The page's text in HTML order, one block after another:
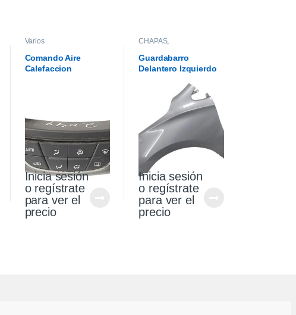
Varios
Comando Aire
Calefaccion
Inicia sesión
o regístrate
para ver el
precio
CHAPAS,
Guardabarro
Delantero Izquierdo
Inicia sesión
o regístrate
para ver el
precio